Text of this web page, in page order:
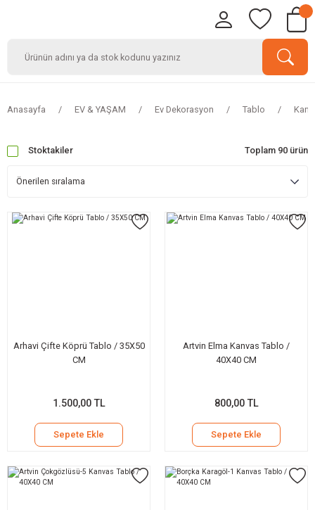
Anasayfa EV & YAŞAM Ev Dekorasyon Tablo
Stoktakiler Toplam 90 ürün
Arhavi Çifte Köprü Tablo / 35X50
CM
1.500,00 TL
Sepete Ekle
Artvin Elma Kanvas Tablo /
40X40 CM
800,00 TL
Sepete Ekle